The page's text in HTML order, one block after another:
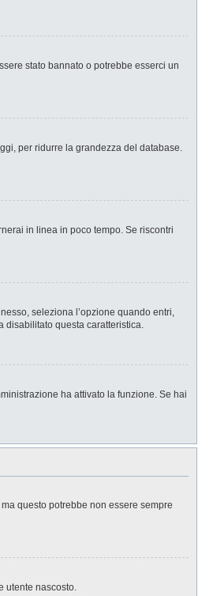
stato bannato o potrebbe esserci un
per ridurre la grandezza del database.
in linea in poco tempo. Se riscontri
seleziona l’opzione quando entri,
disabilitato questa caratteristica.
ha attivato la funzione. Se hai
questo potrebbe non essere sempre
utente nascosto.